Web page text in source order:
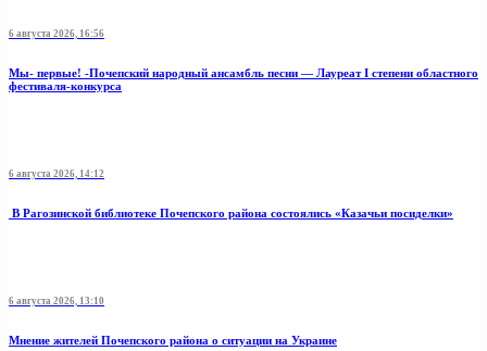
6 августа 2026, 16:56
Мы- первые! -Почепский народный ансамбль песни — Лауреат I степени областного
фестиваля-конкурса
6 августа 2026, 14:12
В Рагозинской библиотеке Почепского района состоялись «Казачьи посиделки»
6 августа 2026, 13:10
Мнение жителей Почепского района о ситуации на Украине